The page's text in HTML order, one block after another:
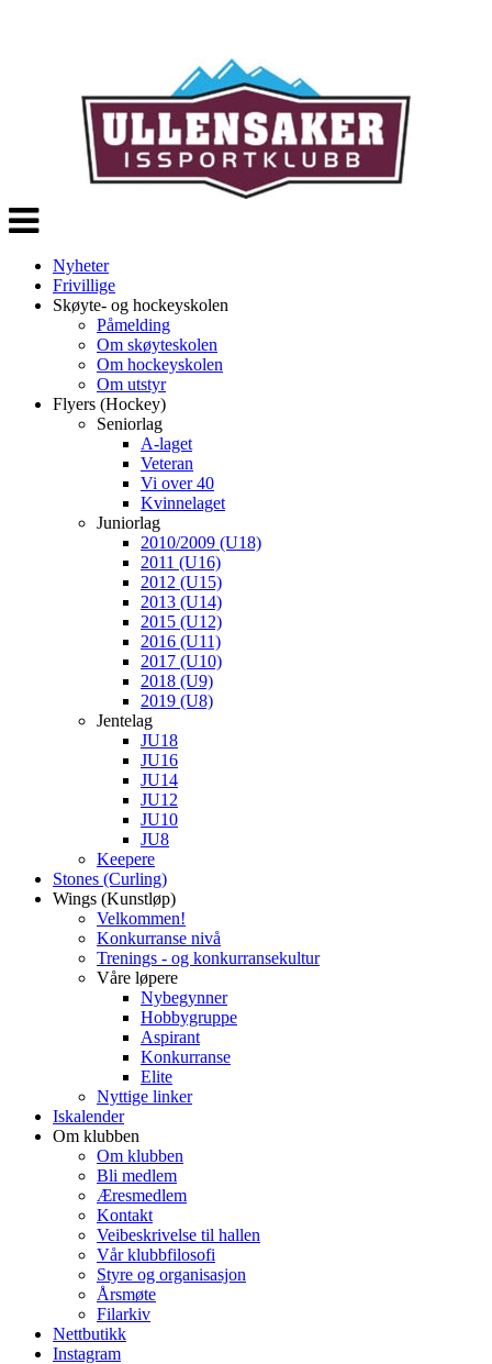
Veksle
navigasjon
Nyheter
Frivillige
Skøyte- og hockeyskolen
Påmelding
Om skøyteskolen
Om hockeyskolen
Om utstyr
Flyers (Hockey)
Seniorlag
A-laget
Veteran
Vi over 40
Kvinnelaget
Juniorlag
2010/2009 (U18)
2011 (U16)
2012 (U15)
2013 (U14)
2015 (U12)
2016 (U11)
2017 (U10)
2018 (U9)
2019 (U8)
Jentelag
JU18
JU16
JU14
JU12
JU10
JU8
Keepere
Stones (Curling)
Wings (Kunstløp)
Velkommen!
Konkurranse nivå
Trenings - og konkurransekultur
Våre løpere
Nybegynner
Hobbygruppe
Aspirant
Konkurranse
Elite
Nyttige linker
Iskalender
Om klubben
Om klubben
Bli medlem
Æresmedlem
Kontakt
Veibeskrivelse til hallen
Vår klubbfilosofi
Styre og organisasjon
Årsmøte
Filarkiv
Nettbutikk
Instagram